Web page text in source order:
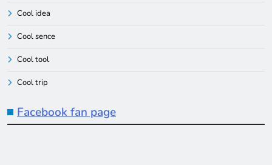
Cool idea
Cool sence
Cool tool
Cool trip
Facebook fan page